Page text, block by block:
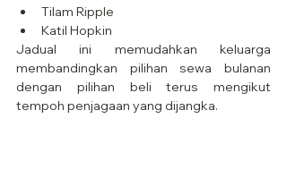
Tilam Ripple
Katil Hopkin
Jadual ini memudahkan keluarga
membandingkan pilihan sewa bulanan
dengan pilihan beli terus mengikut
tempoh penjagaan yang dijangka.